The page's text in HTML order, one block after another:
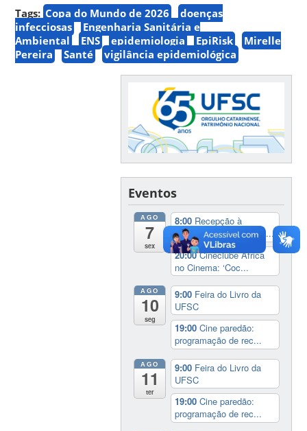
Tags: Copa do Mundo de 2026
doenças
infecciosas
Engenharia Sanitária e
Ambiental
ENS epidemiologia EpiRisk
Mirelle
Pereira
Santé vigilância epidemiológica
Eventos
AGO
7
sex
8:00 Recepção à
Comunidade Internacio...
20:00Cineclube África
no Cinema: ‘Coc...
AGO
10
seg
9:00 Feira do Livro da
UFSC
19:00Cine paredão:
programação de rec...
AGO
11
ter
9:00 Feira do Livro da
UFSC
19:00Cine paredão:
programação de rec...